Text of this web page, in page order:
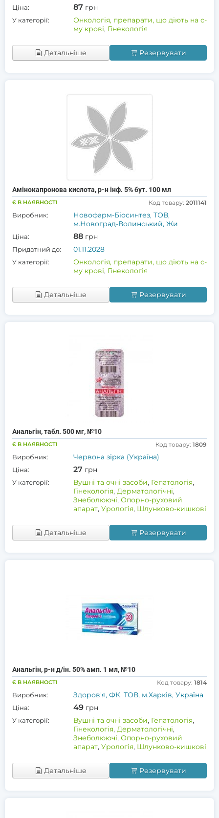
Ціна: 87 грн
У категорії:
Онкологія, препарати, що діють на с-
му крові, Гінекологія
Детальніше Резервувати
Амінокапронова кислота, р-н інф. 5% бут. 100 мл
Є В НАЯВНОСТІ Код товару: 2011141
Виробник:
Новофарм-Біосинтез, ТОВ,
м.Новоград-Волинський, Жи
Ціна: 88 грн
Придатний до: 01.11.2028
У категорії:
Онкологія, препарати, що діють на с-
му крові, Гінекологія
Детальніше Резервувати
Анальгін, табл. 500 мг, №10
Є В НАЯВНОСТІ Код товару: 1809
Виробник: Червона зірка (Україна)
Ціна: 27 грн
У категорії: Вушні та очні засоби, Гепатологія,
Гінекологія, Дерматологічні,
Знеболюючі, Опорно-руховий
апарат, Урологія, Шлунково-кишкові
Детальніше Резервувати
Анальгін, р-н д/ін. 50% амп. 1 мл, №10
Є В НАЯВНОСТІ Код товару: 1814
Виробник: Здоров'я, ФК, ТОВ, м.Харків, Україна
Ціна: 49 грн
У категорії: Вушні та очні засоби, Гепатологія,
Гінекологія, Дерматологічні,
Знеболюючі, Опорно-руховий
апарат, Урологія, Шлунково-кишкові
Детальніше Резервувати